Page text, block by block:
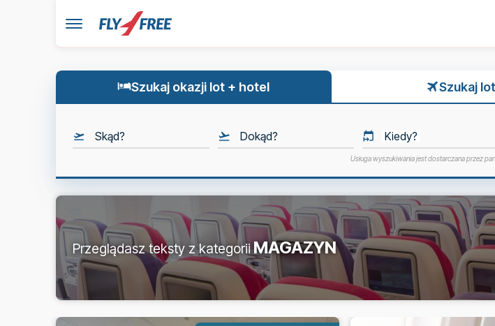
Szukaj okazji lot + hotel Szukaj
Skąd? Dokąd? Kiedy?
Usługa wyszukiwania jest dostarczana przez
Przeglądasz teksty z kategoriiMAGAZYN